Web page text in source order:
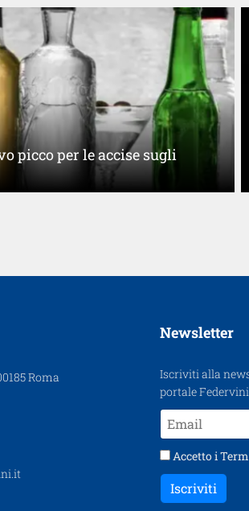
picco per le accise sugli
Roma
Newsletter
Iscriviti alla
portale Federvini.
Accetto i
Iscriviti